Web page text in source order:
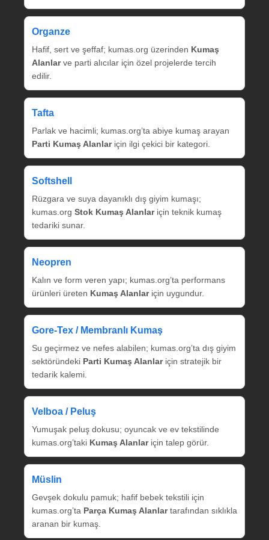
Organze
Hafif, sert ve şeffaf; kumas.org üzerinden Kumaş
Alanlarve parti alıcılar için özel projelerde tercih
edilir.
Tafta
Parlak ve hacimli; kumas.org’ta abiye kumaş arayan
Parti Kumaş Alanlariçin ilgi çekici bir kategori.
Softshell
Rüzgara ve suya dayanıklı dış giyim kumaşı;
kumas.org Stok Kumaş Alanlariçin teknik kumaş
tedariki sunar.
Neopren
Kalın ve form veren yapı; kumas.org’ta performans
ürünleri üreten Kumaş Alanlariçin uygundur.
Gore‑Tex / Membranlı Kumaş
Su geçirmez ve nefes alabilen; kumas.org’ta dış giyim
sektöründeki Parti Kumaş Alanlariçin stratejik bir
tedarik kalemi.
Velboa / Peluş
Yumuşak peluş dokusu; oyuncak ve ev tekstilinde
kumas.org’taki Kumaş Alanlariçin talep görür.
Müslin
Gevşek dokulu pamuk; hafif bebek tekstili için
kumas.org’ta Parça Kumaş Alanlartarafından sıklıkla
aranan bir kumaş.